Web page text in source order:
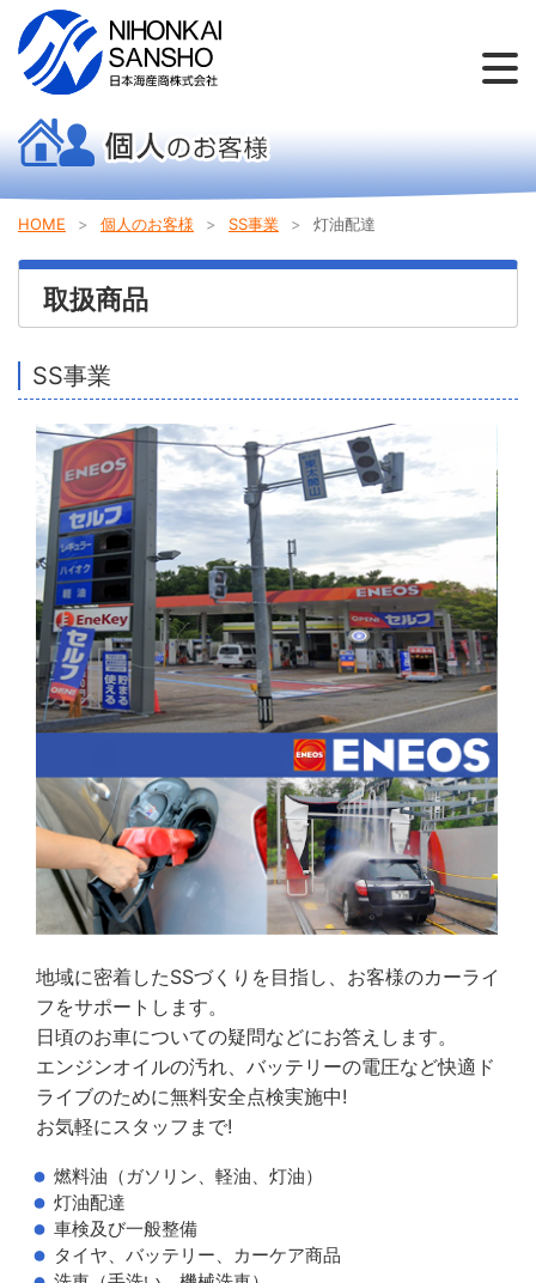
個人のお客様
法人のお客様
会社概要
採用情報
新着情報
お問い合わせ
HOME 個人のお客様 SS事業 灯油配達
取扱商品
SS事業
地域に密着したSSづくりを目指し、お客様のカーライ
フをサポートします。
日頃のお車についての疑問などにお答えします。
エンジンオイルの汚れ、バッテリーの電圧など快適ド
ライブのために無料安全点検実施中!
お気軽にスタッフまで!
燃料油（ガソリン、軽油、灯油）
灯油配達
車検及び一般整備
タイヤ、バッテリー、カーケア商品